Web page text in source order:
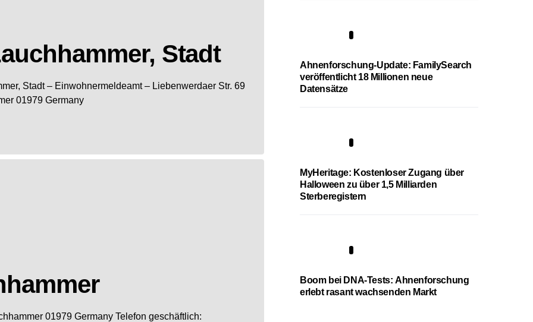
Stadt
Stadt – Einwohnermeldeamt – Liebenwerdaer Str. 69
01979 Germany
01979 Germany Telefon geschäftlich:
Ahnenforschung-Update: FamilySearch
veröffentlicht 18 Millionen neue
Datensätze
MyHeritage: Kostenloser Zugang über
Halloween zu über 1,5 Milliarden
Sterberegistern
Boom bei DNA-Tests: Ahnenforschung
erlebt rasant wachsenden Markt